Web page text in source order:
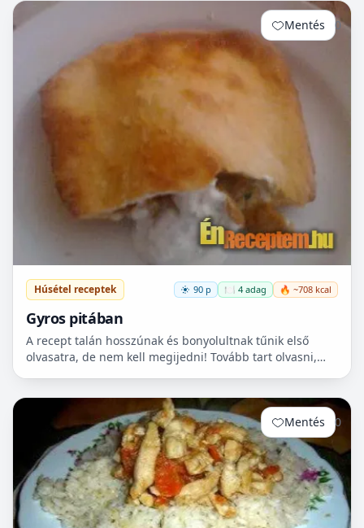
Mentés 0
Húsétel receptek 90 p 🍽️ 4 adag 🔥 ~708 kcal
Gyros pitában
A recept talán hosszúnak és bonyolultnak tűnik első
olvasatra, de nem kell megijedni! Tovább tart olvasni,
Mentés 0